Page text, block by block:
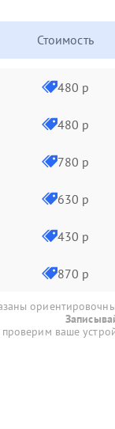
Стоимость
480 р
480 р
780 р
630 р
430 р
870 р
ваше